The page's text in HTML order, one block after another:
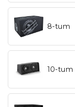
8-tum
10-tum